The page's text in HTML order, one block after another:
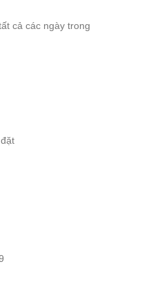
cả các ngày trong